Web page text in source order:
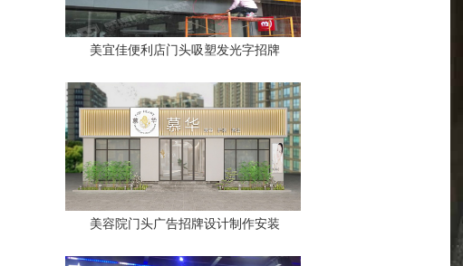
美宜佳便利店门头吸塑发光字招牌
美容院门头广告招牌设计制作安装